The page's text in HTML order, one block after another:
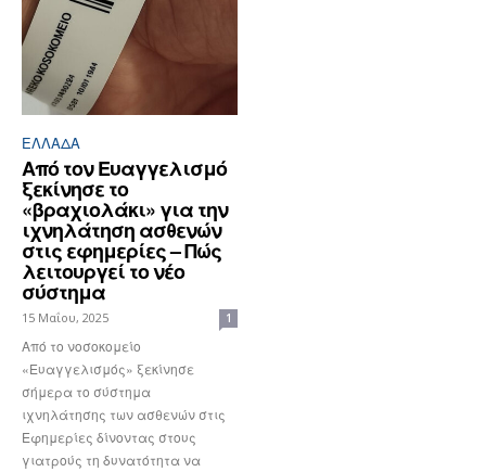
ΕΛΛΆΔΑ
Από τον Ευαγγελισμό
ξεκίνησε το
«βραχιολάκι» για την
ιχνηλάτηση ασθενών
στις εφημερίες – Πώς
λειτουργεί το νέο
σύστημα
15 Μαΐου, 2025 1
Από το νοσοκομείο
«Ευαγγελισμός» ξεκίνησε
σήμερα το σύστημα
ιχνηλάτησης των ασθενών στις
Εφημερίες δίνοντας στους
γιατρούς τη δυνατότητα να